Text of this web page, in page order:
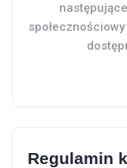
Regulamin